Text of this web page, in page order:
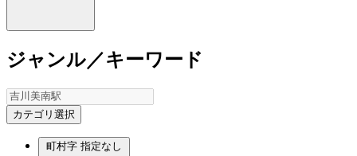
ジャンル／キーワード
カテゴリ選択
町村字 指定なし